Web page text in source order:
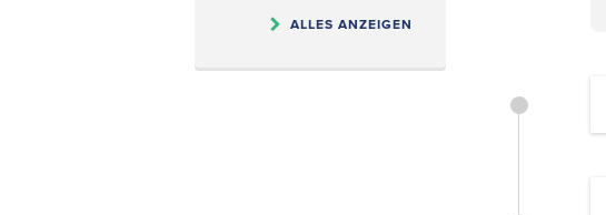
ALLES ANZEIGEN